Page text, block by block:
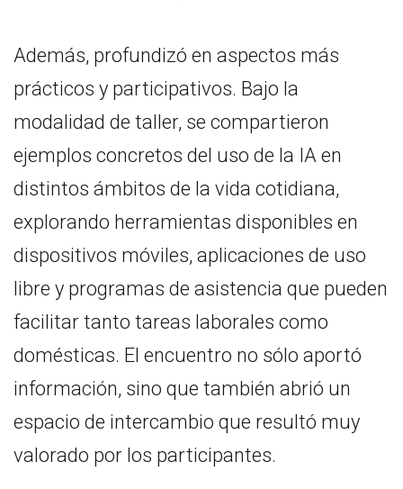
Además, profundizó en aspectos más
prácticos y participativos. Bajo la
modalidad de taller, se compartieron
ejemplos concretos del uso de la IA en
distintos ámbitos de la vida cotidiana,
explorando herramientas disponibles en
dispositivos móviles, aplicaciones de uso
libre y programas de asistencia que pueden
facilitar tanto tareas laborales como
domésticas. El encuentro no sólo aportó
información, sino que también abrió un
espacio de intercambio que resultó muy
valorado por los participantes.